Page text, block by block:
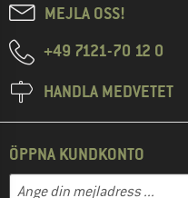
MEJLA OSS!
+49 7121-70 12 0
HANDLA MEDVETET
ÖPPNA KUNDKONTO
Mejladress
Skriv in din e-postadress